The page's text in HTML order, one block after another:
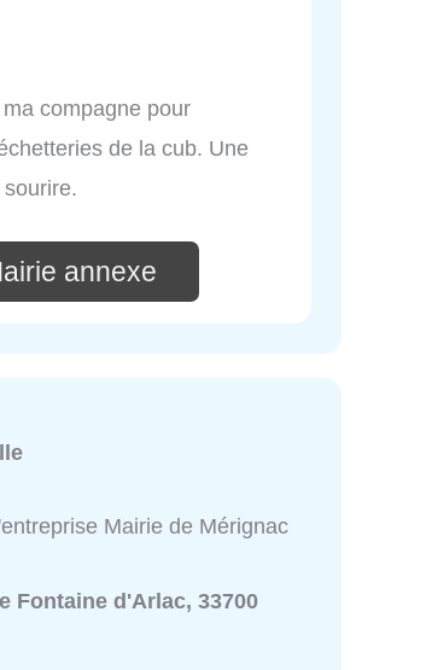
compagne pour
de la cub. Une
annexe
Mairie de Mérignac
Fontaine d'Arlac, 33700